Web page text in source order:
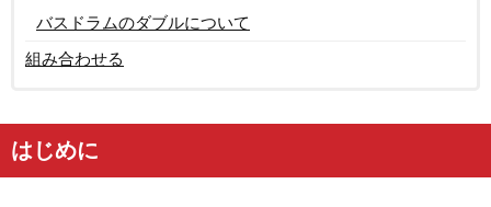
バスドラムのダブルについて
組み合わせる
はじめに